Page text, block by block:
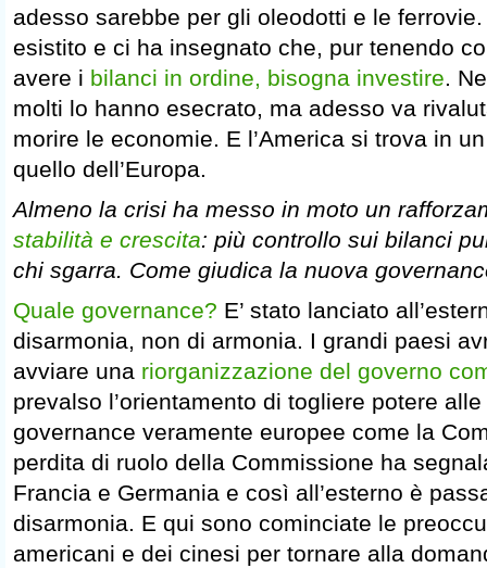
adesso sarebbe per gli oleodotti e le
esistito e ci ha insegnato che, pur tenendo
avere i bilanci in ordine, bisogna investire.
molti lo hanno esecrato, ma adesso va
morire le economie. E l’America si trova in
quello dell’Europa.
Almeno la crisi ha messo in moto un
stabilità e crescita: più controllo sui bilanci
chi sgarra. Come giudica la nuova
Quale governance? E’ stato lanciato
disarmonia, non di armonia. I grandi paesi
avviare una riorganizzazione del governo
prevalso l’orientamento di togliere potere
governance veramente europee come la
perdita di ruolo della Commissione ha
Francia e Germania e così all’esterno è
disarmonia. E qui sono cominciate le
americani e dei cinesi per tornare alla